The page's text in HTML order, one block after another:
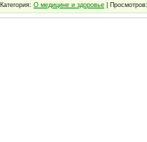
Категория: О медицине и здоровье |